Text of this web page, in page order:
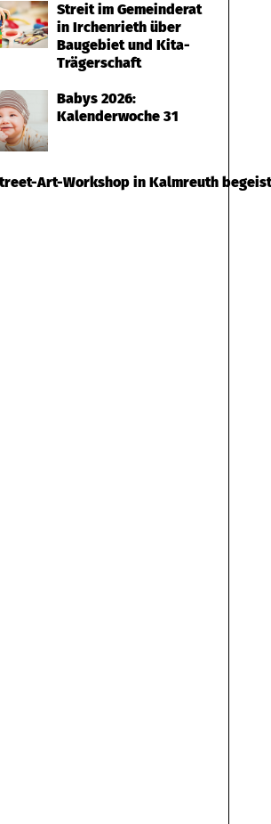
Streit im Gemeinderat
in Irchenrieth über
Baugebiet und Kita-
Trägerschaft
Babys 2026:
Kalenderwoche 31